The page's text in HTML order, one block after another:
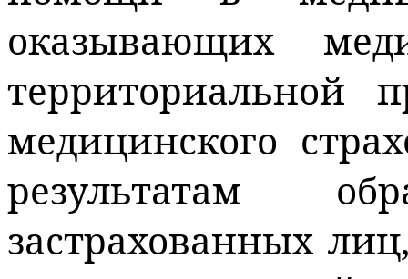
оказывающих
территориальной
медицинского
результатам
застрахованных